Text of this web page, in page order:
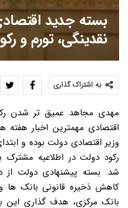
بسته جدید
نقدینگی، تورم و
به اشتراک گذاری
مهدی مجاهد عمیق تر شدن
اقتصادی مهمترین اخبار هفته
وزیر اقتصادی دولت بوده و
رکود دولت در اطلاعیه
شد. بسته پیشنهادی دولت
کاهش ذخیره قانونی بانک ها
بانک مرکزی، هدف گذاری